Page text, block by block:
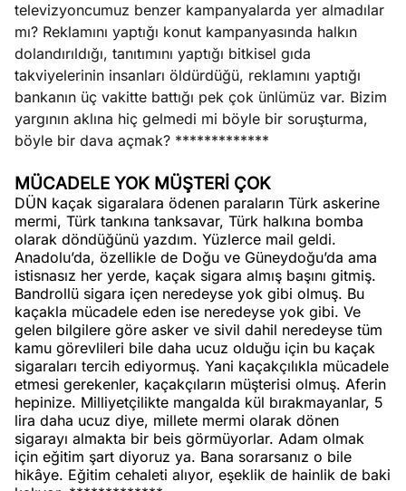
televizyoncumuz benzer kampanyalarda yer almadılar
mı? Reklamını yaptığı konut kampanyasında halkın
dolandırıldığı, tanıtımını yaptığı bitkisel gıda
takviyelerinin insanları öldürdüğü, reklamını yaptığı
bankanın üç vakitte battığı pek çok ünlümüz var. Bizim
yargının aklına hiç gelmedi mi böyle bir soruşturma,
böyle bir dava açmak? *************
MÜCADELE YOK MÜŞTERİ ÇOK
DÜN kaçak sigaralara ödenen paraların Türk askerine
mermi, Türk tankına tanksavar, Türk halkına bomba
olarak döndüğünü yazdım. Yüzlerce mail geldi.
Anadolu’da, özellikle de Doğu ve Güneydoğu’da ama
istisnasız her yerde, kaçak sigara almış başını gitmiş.
Bandrollü sigara içen neredeyse yok gibi olmuş. Bu
kaçakla mücadele eden ise neredeyse yok gibi. Ve
gelen bilgilere göre asker ve sivil dahil neredeyse tüm
kamu görevlileri bile daha ucuz olduğu için bu kaçak
sigaraları tercih ediyormuş. Yani kaçakçılıkla mücadele
etmesi gerekenler, kaçakçıların müşterisi olmuş. Aferin
hepinize. Milliyetçilikte mangalda kül bırakmayanlar, 5
lira daha ucuz diye, millete mermi olarak dönen
sigarayı almakta bir beis görmüyorlar. Adam olmak
için eğitim şart diyoruz ya. Bana sorarsanız o bile
hikâye. Eğitim cehaleti alıyor, eşeklik de hainlik de baki